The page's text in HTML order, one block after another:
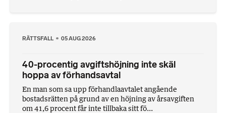
RÄTTSFALL 05 AUG 2026
40-procentig avgiftshöjning inte skäl
hoppa av förhandsavtal
En man som sa upp förhandlaavtalet angående
bostadsrätten på grund av en höjning av årsavgiften
om 41,6 procent får inte tillbaka sitt fö...